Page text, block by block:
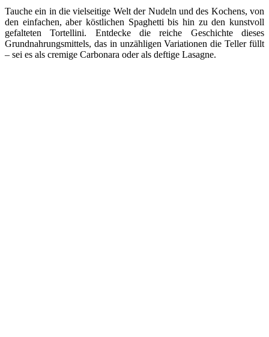
Tauche ein in die vielseitige Welt der Nudeln und des Kochens, von
den einfachen, aber köstlichen Spaghetti bis hin zu den kunstvoll
gefalteten Tortellini. Entdecke die reiche Geschichte dieses
Grundnahrungsmittels, das in unzähligen Variationen die Teller füllt
– sei es als cremige Carbonara oder als deftige Lasagne.